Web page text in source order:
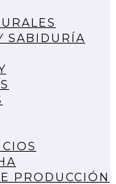
SABIDURÍA
PRODUCCIÓN